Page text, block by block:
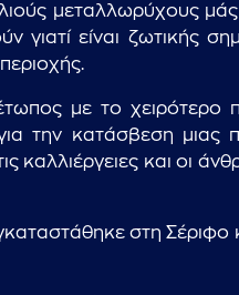
μεταλλωρύχους μάς
γιατί είναι ζωτικής
με το χειρότερο
την κατάσβεση μιας
και οι
στη Σέριφο